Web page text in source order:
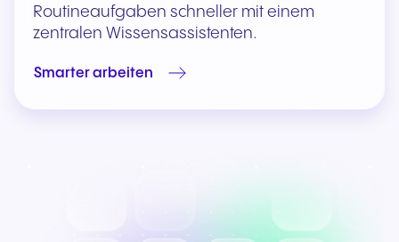
Routineaufgaben schneller mit einem
zentralen Wissensassistenten.
Smarter arbeiten